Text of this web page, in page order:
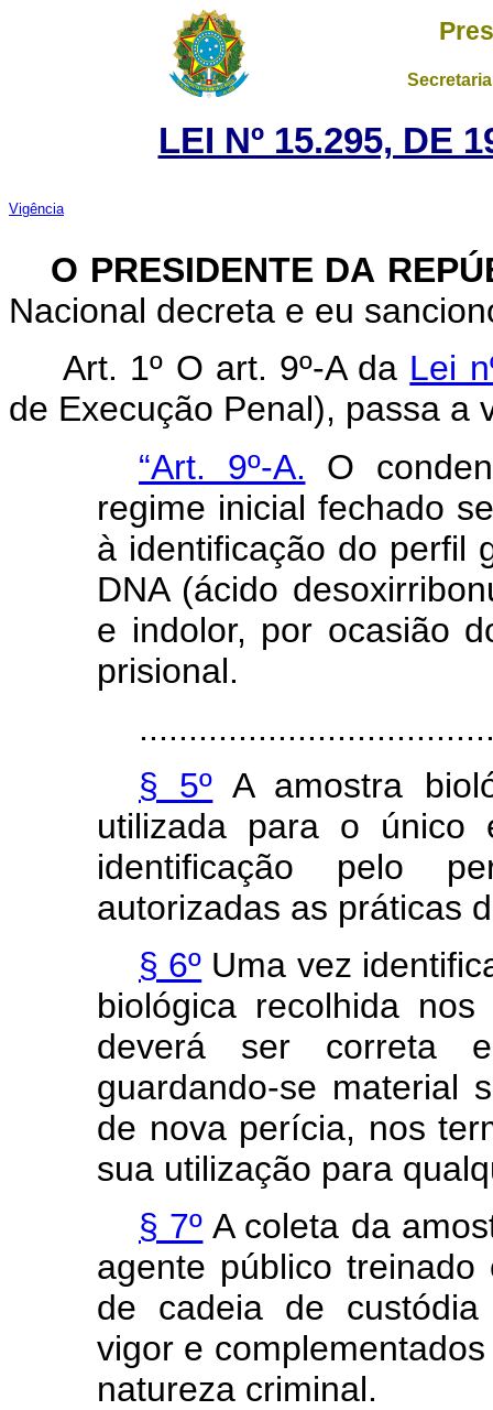
LEI Nº 15.295, DE
Vigência
O PRESIDENTE DA
Nacional decreta e eu
Art. 1º O art. 9º-A da Lei
de Execução Penal), passa a
“Art. 9º-A. O
regime inicial fechado
à identificação do perfil
DNA (ácido
e indolor, por ocasião
prisional.
§ 5º A amostra
utilizada para o único
identificação pelo
autorizadas as práticas
§ 6º Uma vez
biológica recolhida
deverá ser correta e
guardando-se material
de nova perícia, nos
sua utilização para
§ 7º A coleta da
agente público
de cadeia de
vigor e
natureza criminal.